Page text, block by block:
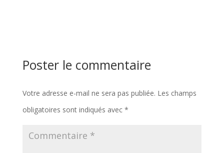
Poster le commentaire
Votre adresse e-mail ne sera pas publiée. Les champs
obligatoires sont indiqués avec *